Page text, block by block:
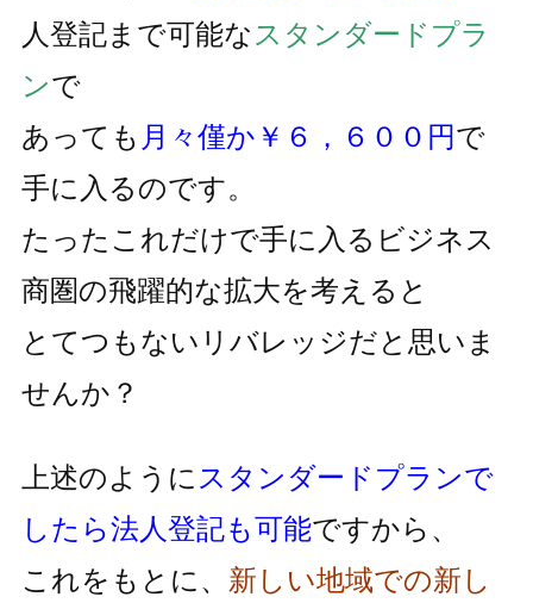
人登記まで可能な スタンダードプラ
ンで
あっても 月々僅か￥６，６００円で
手に入るのです。
たったこれだけで手に入るビジネス
商圏の飛躍的な拡大を考えると
とてつもないリバレッジだと思いま
せんか？
上述のように スタンダードプランで
したら法人登記も可能ですから、
これをもとに、 新しい地域での新し